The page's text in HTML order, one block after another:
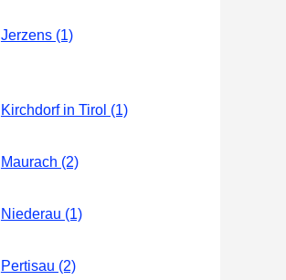
Jerzens (1)
Kirchdorf in Tirol (1)
Maurach (2)
Niederau (1)
Pertisau (2)